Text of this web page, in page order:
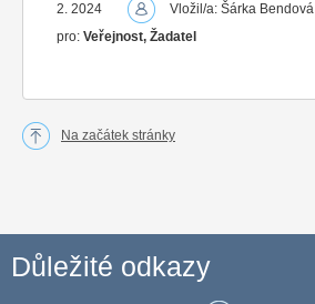
2. 2024
Vložil/a: Šárka Bendová
pro: Veřejnost, Žadatel
Na začátek stránky
Důležité odkazy